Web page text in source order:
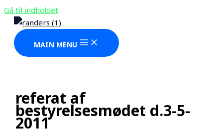
Gå til indholdet
MAIN MENU
referat af
bestyrelsesmødet d.3-5-
2011